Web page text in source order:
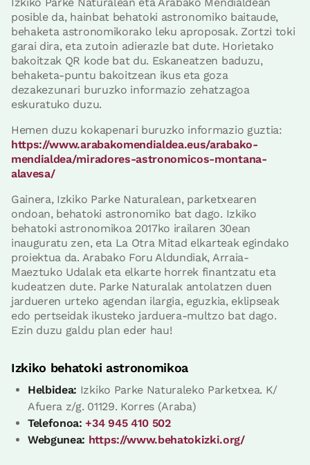
posible da, hainbat behatoki astronomiko baitaude,
behaketa astronomikorako leku aproposak. Zortzi toki
garai dira, eta zutoin adierazle bat dute. Horietako
bakoitzak QR kode bat du. Eskaneatzen baduzu,
behaketa-puntu bakoitzean ikus eta goza
dezakezunari buruzko informazio zehatzagoa
eskuratuko duzu.
Hemen duzu kokapenari buruzko informazio guztia:
https://www.arabakomendialdea.eus/arabako-
mendialdea/miradores-astronomicos-montana-
alavesa/
Gainera, Izkiko Parke Naturalean, parketxearen
ondoan, behatoki astronomiko bat dago. Izkiko
behatoki astronomikoa 2017ko irailaren 30ean
inauguratu zen, eta La Otra Mitad elkarteak egindako
proiektua da. Arabako Foru Aldundiak, Arraia-
Maeztuko Udalak eta elkarte horrek finantzatu eta
kudeatzen dute. Parke Naturalak antolatzen duen
jardueren urteko agendan ilargia, eguzkia, eklipseak
edo pertseidak ikusteko jarduera-multzo bat dago.
Ezin duzu galdu plan eder hau!
Izkiko behatoki astronomikoa
Helbidea: Izkiko Parke Naturaleko Parketxea. K/
Afuera z/g. 01129. Korres (Araba)
Telefonoa:+34 945 410 502
Webgunea: https://www.behatokizki.org/